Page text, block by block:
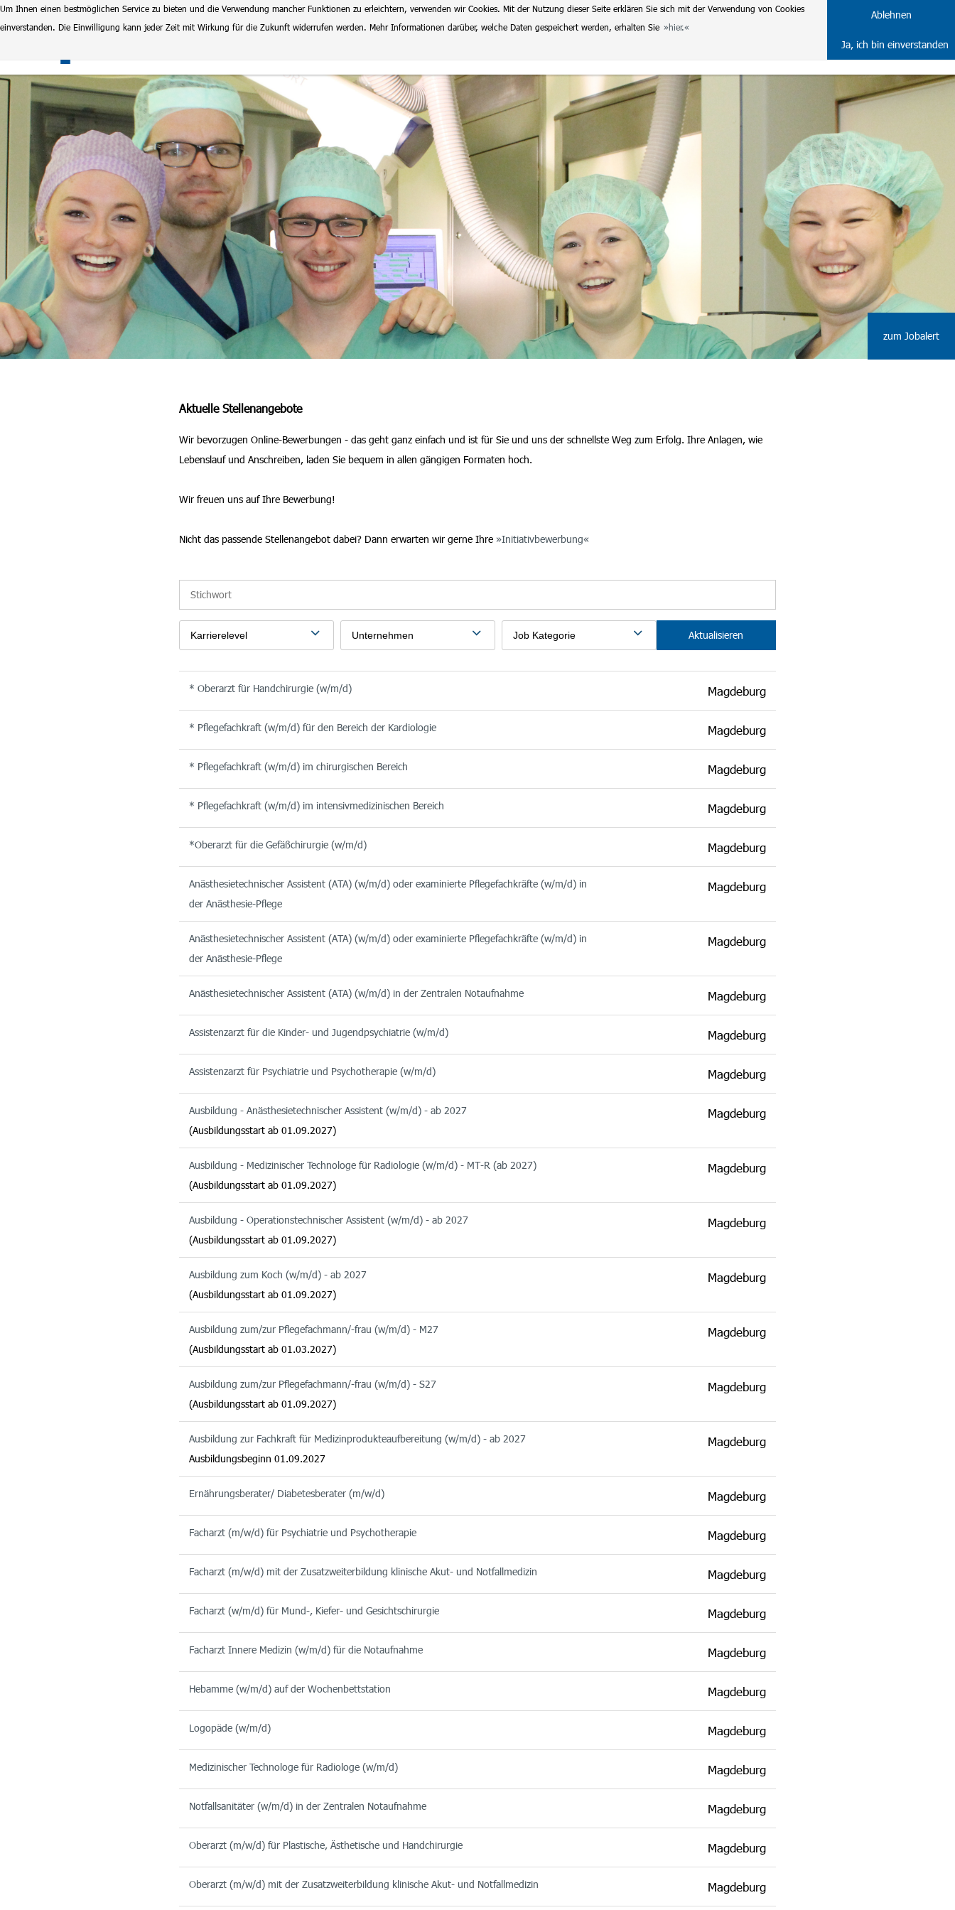
Um Ihnen einen bestmöglichen Service zu bieten und die Verwendung mancher Funktionen zu erleichtern, verwenden wir Cookies. Mit der Nutzung dieser Seite erklären Sie sich mit der Verwendung von Cookies
einverstanden. Die Einwilligung kann jeder Zeit mit Wirkung für die Zukunft widerrufen werden. Mehr Informationen darüber, welche Daten gespeichert werden, erhalten Sie
hier.
Ablehnen
Ja, ich bin einverstanden
DE
Klinikum Magdeburg Ausbildung
Aktuelle Stellenangebote
Wir bevorzugen Online-Bewerbungen - das geht ganz einfach und ist für Sie und uns der schnellste Weg zum Erfolg. Ihre Anlagen, wie
Lebenslauf und Anschreiben, laden Sie bequem in allen gängigen Formaten hoch.
Wir freuen uns auf Ihre Bewerbung!
Nicht das passende Stellenangebot dabei? Dann erwarten wir gerne Ihre Initiativbewerbung
Karrierelevel Unternehmen Job Kategorie Aktualisieren
* Oberarzt für Handchirurgie (w/m/d) Magdeburg
* Pflegefachkraft (w/m/d) für den Bereich der Kardiologie Magdeburg
* Pflegefachkraft (w/m/d) im chirurgischen Bereich Magdeburg
* Pflegefachkraft (w/m/d) im intensivmedizinischen Bereich Magdeburg
*Oberarzt für die Gefäßchirurgie (w/m/d) Magdeburg
Anästhesietechnischer Assistent (ATA) (w/m/d) oder examinierte Pflegefachkräfte (w/m/d) in
der Anästhesie-Pflege
Magdeburg
Anästhesietechnischer Assistent (ATA) (w/m/d) oder examinierte Pflegefachkräfte (w/m/d) in
der Anästhesie-Pflege
Magdeburg
Anästhesietechnischer Assistent (ATA) (w/m/d) in der Zentralen Notaufnahme Magdeburg
Assistenzarzt für die Kinder- und Jugendpsychiatrie (w/m/d) Magdeburg
Assistenzarzt für Psychiatrie und Psychotherapie (w/m/d) Magdeburg
Ausbildung - Anästhesietechnischer Assistent (w/m/d) - ab 2027
(Ausbildungsstart ab 01.09.2027)
Magdeburg
Ausbildung - Medizinischer Technologe für Radiologie (w/m/d) - MT-R (ab 2027)
(Ausbildungsstart ab 01.09.2027)
Magdeburg
Ausbildung - Operationstechnischer Assistent (w/m/d) - ab 2027
(Ausbildungsstart ab 01.09.2027)
Magdeburg
Ausbildung zum Koch (w/m/d) - ab 2027
(Ausbildungsstart ab 01.09.2027)
Magdeburg
Ausbildung zum/zur Pflegefachmann/-frau (w/m/d) - M27
(Ausbildungsstart ab 01.03.2027)
Magdeburg
Ausbildung zum/zur Pflegefachmann/-frau (w/m/d) - S27
(Ausbildungsstart ab 01.09.2027)
Magdeburg
Ausbildung zur Fachkraft für Medizinprodukteaufbereitung (w/m/d) - ab 2027
Ausbildungsbeginn 01.09.2027
Magdeburg
Ernährungsberater/ Diabetesberater (m/w/d) Magdeburg
Facharzt (m/w/d) für Psychiatrie und Psychotherapie Magdeburg
Facharzt (m/w/d) mit der Zusatzweiterbildung klinische Akut- und Notfallmedizin Magdeburg
Facharzt (w/m/d) für Mund-, Kiefer- und Gesichtschirurgie Magdeburg
Facharzt Innere Medizin (w/m/d) für die Notaufnahme Magdeburg
Hebamme (w/m/d) auf der Wochenbettstation Magdeburg
Logopäde (w/m/d) Magdeburg
Medizinischer Technologe für Radiologe (w/m/d) Magdeburg
Notfallsanitäter (w/m/d) in der Zentralen Notaufnahme Magdeburg
Oberarzt (m/w/d) für Plastische, Ästhetische und Handchirurgie Magdeburg
Oberarzt (m/w/d) mit der Zusatzweiterbildung klinische Akut- und Notfallmedizin Magdeburg
zum Jobalert